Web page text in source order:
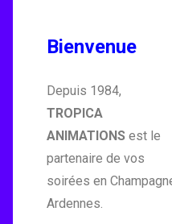
Bienvenue
Depuis 1984,
TROPICA
ANIMATIONS est le
partenaire de vos
soirées en
Ardennes.